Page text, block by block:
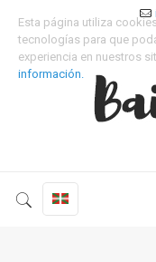
Esta página utiliza
tecnologías para que
experiencia en nuestros
información.